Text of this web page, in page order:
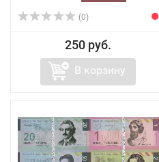
(0)
250 руб.
В корзину